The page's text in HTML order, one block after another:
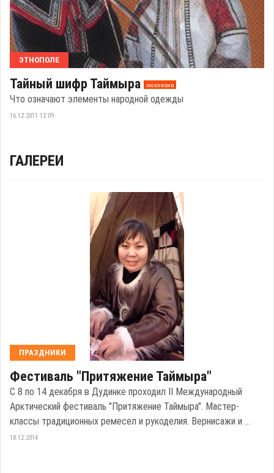
ЭТНОПОЛЕ
Тайный шифр Таймыра эксклюзив
Что означают элементы народной одежды
16.12.2011 12:09
ГАЛЕРЕИ
ПРАЗДНИКИ
Фестиваль "Притяжение Таймыра"
С 8 по 14 декабря в Дудинке проходил II Международный
Арктический фестиваль "Притяжение Таймыра". Мастер-
классы традиционных ремесел и рукоделия. Вернисажи и ...
18.12.2014